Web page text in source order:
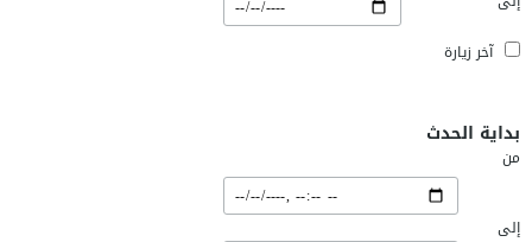
آخر زيارة
بداية الحدث
من
إلى